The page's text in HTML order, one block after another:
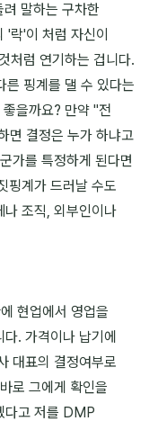
말하는 구차한
락'이 처럼 자신이
처럼 연기하는 겁니다.
른 핑계를 댈 수 있다는
을까요? 만약 "전
면 결정은 누가 하냐고
가를 특정하게 된다면
핑계가 드러날 수도
나 조직, 외부인이나
현업에서 영업을
. 가격이나 납기에
대표의 결정여부로
로 그에게 확인을
다고 저를 DMP